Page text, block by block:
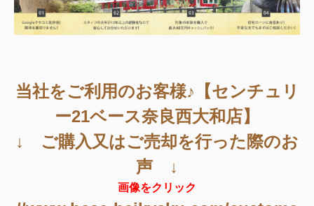
当社をご利用のお客様♪【センチュリ
ー21ベース奈良西大和店】
↓ ご購入又はご売却を行った際のお
声 ↓
画像をクリック